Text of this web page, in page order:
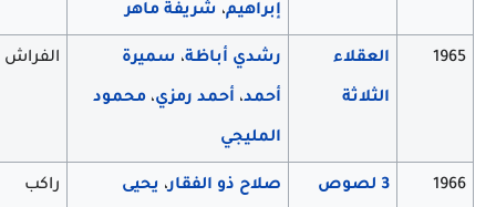
إبراهيم،شريفة ماهر
1965 العقلاء
الثلاثة
رشدي أباظة،سميرة
أحمد،أحمد رمزي،محمود
المليجي
الفراش
1966 صلاح ذو الفقار،يحيى راكب